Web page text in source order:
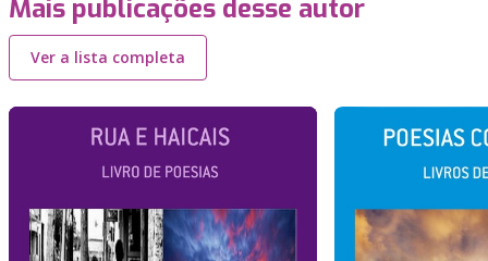
Mais publicações desse autor
Ver a lista completa